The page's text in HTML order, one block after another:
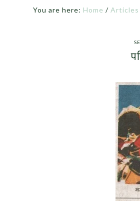
You are here: Home / Articles